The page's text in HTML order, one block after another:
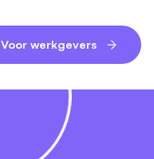
Voor werkgevers